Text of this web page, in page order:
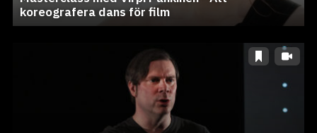
koreografera dans för film